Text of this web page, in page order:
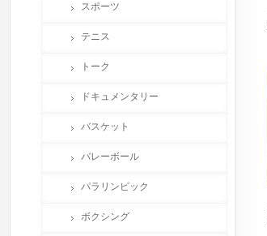
スポーツ
テニス
トーク
ドキュメンタリー
バスケット
バレーボール
パラリンピック
ボクシング